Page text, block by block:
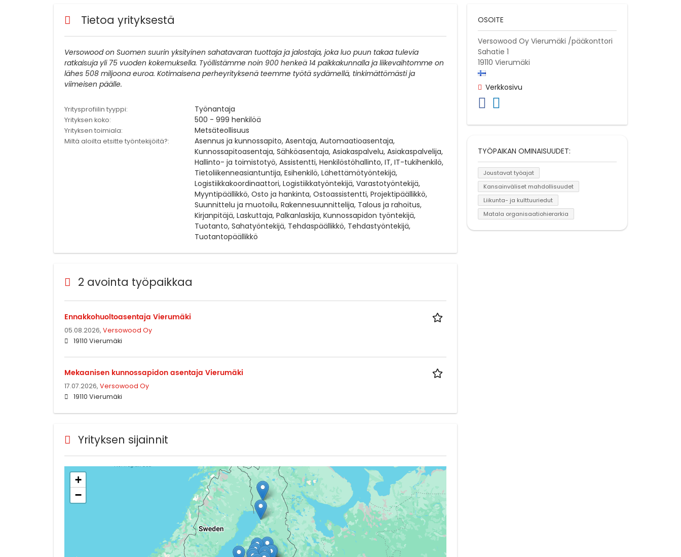
Tietoa yrityksestä
Versowood on Suomen suurin yksityinen sahatavaran tuottaja ja jalostaja, joka luo puun takaa tulevia
ratkaisuja yli 75 vuoden kokemuksella. Työllistämme noin 900 henkeä 14 paikkakunnalla ja liikevaihtomme on
lähes 508 miljoona euroa. Kotimaisena perheyrityksenä teemme työtä sydämellä, tinkimättömästi ja
viimeisen päälle.
Yritysprofiilin tyyppi: Työnantaja
Yrityksen koko: 500 - 999 henkilöä
Yrityksen toimiala: Metsäteollisuus
Miltä aloilta etsitte työntekijöitä?:
Asennus ja kunnossapito, Asentaja, Automaatioasentaja,
Kunnossapitoasentaja, Sähköasentaja, Asiakaspalvelu, Asiakaspalvelija,
Hallinto- ja toimistotyö, Assistentti, Henkilöstöhallinto, IT, IT-tukihenkilö,
Tietoliikenneasiantuntija, Esihenkilö, Lähettämötyöntekijä,
Logistiikkakoordinaattori, Logistiikkatyöntekijä, Varastotyöntekijä,
Myyntipäällikkö, Osto ja hankinta, Ostoassistentti, Projektipäällikkö,
Suunnittelu ja muotoilu, Rakennesuunnittelija, Talous ja rahoitus,
Kirjanpitäjä, Laskuttaja, Palkanlaskija, Kunnossapidon työntekijä,
Tuotanto, Sahatyöntekijä, Tehdaspäällikkö, Tehdastyöntekijä,
Tuotantopäällikkö
2 avointa työpaikkaa
Ennakkohuoltoasentaja Vierumäki
05.08.2026, Versowood Oy
19110 Vierumäki
Mekaanisen kunnossapidon asentaja Vierumäki
17.07.2026, Versowood Oy
19110 Vierumäki
Yrityksen sijainnit
+
−
OSOITE
Versowood Oy Vierumäki /pääkonttori
Sahatie 1
19110 Vierumäki
Verkkosivu
TYÖPAIKAN OMINAISUUDET:
Joustavat työajat
Kansainväliset mahdollisuudet
Liikunta- ja kulttuuriedut
Matala organisaatiohierarkia